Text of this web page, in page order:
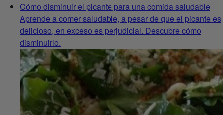
Cómo disminuir el picante para una comida saludable
Aprende a comer saludable, a pesar de que el picante es
delicioso, en exceso es perjudicial. Descubre cómo
disminuirlo.